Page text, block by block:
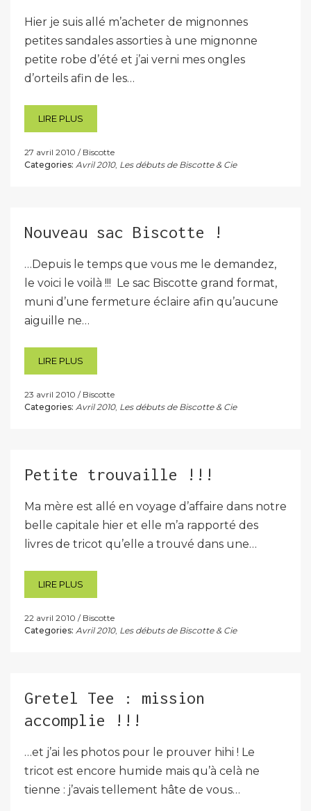
Hier je suis allé m’acheter de mignonnes
petites sandales assorties à une mignonne
petite robe d’été et j’ai verni mes ongles
d’orteils afin de les…
LIRE PLUS
27 avril 2010
Biscotte
Categories: Avril 2010, Les débuts de Biscotte & Cie
Nouveau sac Biscotte !
…Depuis le temps que vous me le demandez,
le voici le voilà !!! Le sac Biscotte grand format,
muni d’une fermeture éclaire afin qu’aucune
aiguille ne…
LIRE PLUS
23 avril 2010
Biscotte
Categories: Avril 2010, Les débuts de Biscotte & Cie
Petite trouvaille !!!
Ma mère est allé en voyage d’affaire dans notre
belle capitale hier et elle m’a rapporté des
livres de tricot qu’elle a trouvé dans une…
LIRE PLUS
22 avril 2010
Biscotte
Categories: Avril 2010, Les débuts de Biscotte & Cie
Gretel Tee : mission
accomplie !!!
…et j’ai les photos pour le prouver hihi ! Le
tricot est encore humide mais qu’à celà ne
tienne : j’avais tellement hâte de vous…